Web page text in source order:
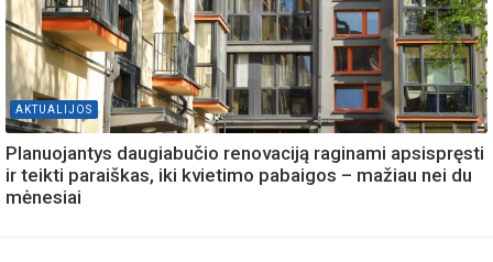
AKTUALIJOS
Planuojantys daugiabučio renovaciją raginami apsispręsti
ir teikti paraiškas, iki kvietimo pabaigos – mažiau nei du
mėnesiai